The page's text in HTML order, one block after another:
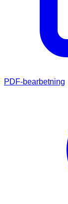
PDF-bearbetning